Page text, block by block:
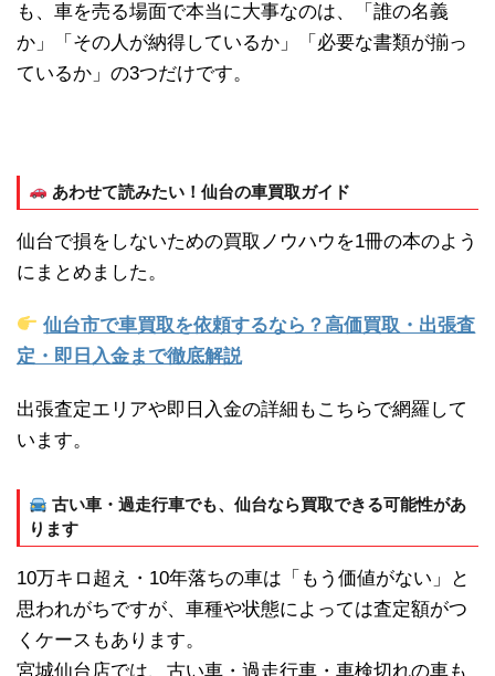
も、車を売る場面で本当に大事なのは、「誰の名義
か」「その人が納得しているか」「必要な書類が揃っ
ているか」の3つだけです。
あわせて読みたい！仙台の車買取ガイド
仙台で損をしないための買取ノウハウを1冊の本のよう
にまとめました。
仙台市で車買取を依頼するなら？高価買取・出張査
定・即日入金まで徹底解説
出張査定エリアや即日入金の詳細もこちらで網羅して
います。
古い車・過走行車でも、仙台なら買取できる可能性があ
ります
10万キロ超え・10年落ちの車は「もう価値がない」と
思われがちですが、車種や状態によっては査定額がつ
くケースもあります。
宮城仙台店では、古い車・過走行車・車検切れの車も